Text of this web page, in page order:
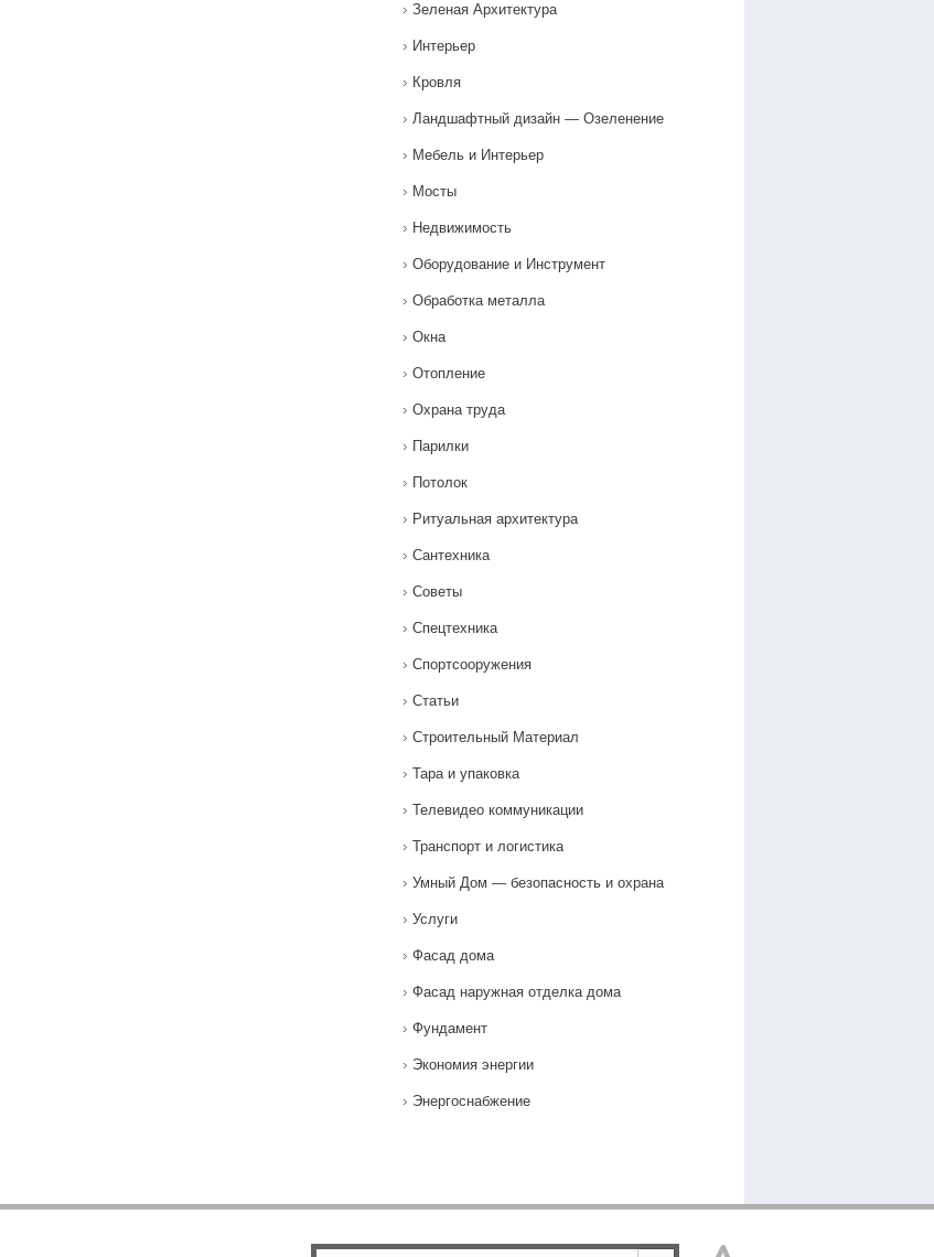
Зеленая Архитектура
Интерьер
Кровля
Ландшафтный дизайн — Озеленение‎
Мебель и Интерьер
Мосты
Недвижимость
Оборудование и Инструмент
Обработка металла
Окна
Отопление
Охрана труда
Парилки
Потолок
Ритуальная архитектура
Сантехника
Советы
Спецтехника
Спортсооружения
Статьи
Строительный Материал
Тара и упаковка
Телевидео коммуникации
Транспорт и логистика
Умный Дом — безопасность и охрана
Услуги
Фасад дома
Фасад наружная отделка дома
Фундамент
Экономия энергии
Энергоснабжение